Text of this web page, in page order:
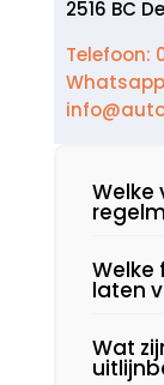
2516 BC
Telefoon:
Welke
laten
Wat